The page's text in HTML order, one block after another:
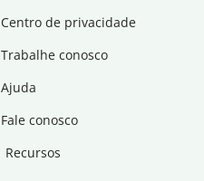
Centro de privacidade
Trabalhe conosco
Ajuda
Fale conosco
Recursos